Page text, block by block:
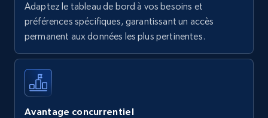
Adaptez le tableau de bord à vos besoins et
préférences spécifiques, garantissant un accès
permanent aux données les plus pertinentes.
Avantage concurrentiel